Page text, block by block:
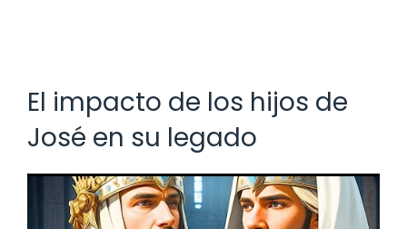
El impacto de los hijos de
José en su legado